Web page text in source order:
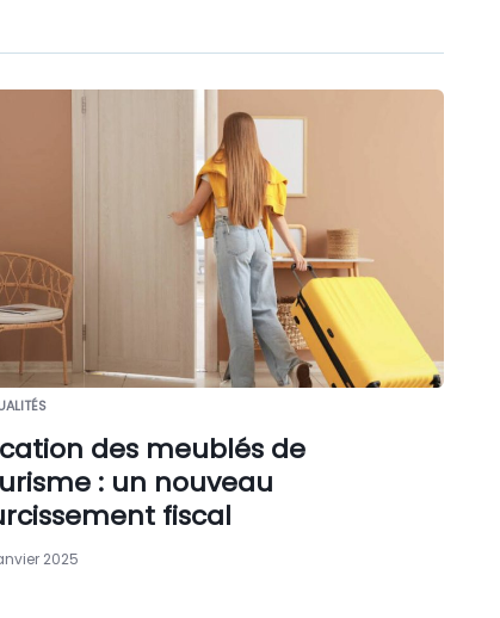
des meublés de
: un nouveau
fiscal
2025